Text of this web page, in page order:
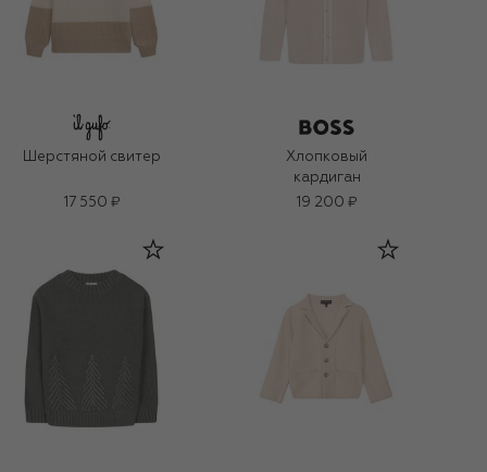
Шерстяной свитер
17 550 ₽
Хлопковый
кардиган
19 200 ₽